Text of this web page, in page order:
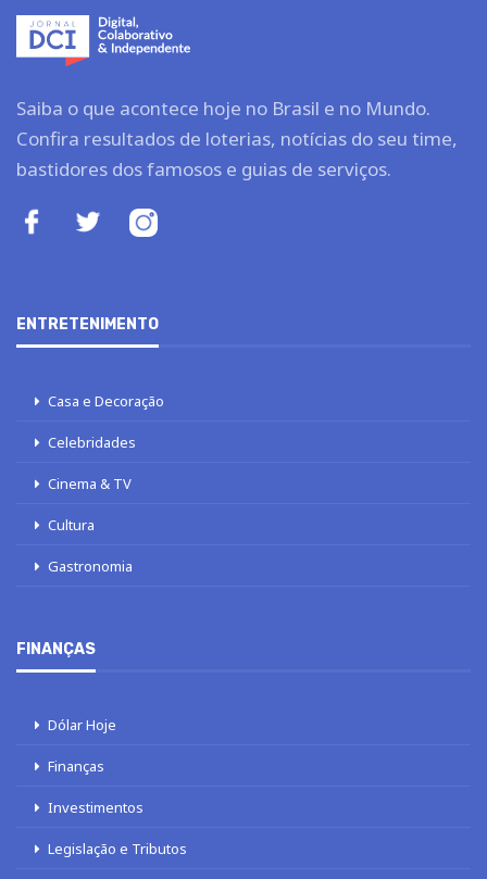
Saiba o que acontece hoje no Brasil e no Mundo.
Confira resultados de loterias, notícias do seu time,
bastidores dos famosos e guias de serviços.
ENTRETENIMENTO
Casa e Decoração
Celebridades
Cinema & TV
Cultura
Gastronomia
FINANÇAS
Dólar Hoje
Finanças
Investimentos
Legislação e Tributos